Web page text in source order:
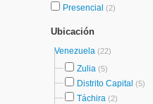
Presencial (2)
Ubicación
Venezuela (22)
Zulia (5)
Distrito Capital (5)
Táchira (2)